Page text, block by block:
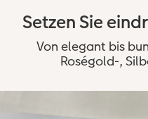
Setzen Sie
Von elegant bis
Roségold-,